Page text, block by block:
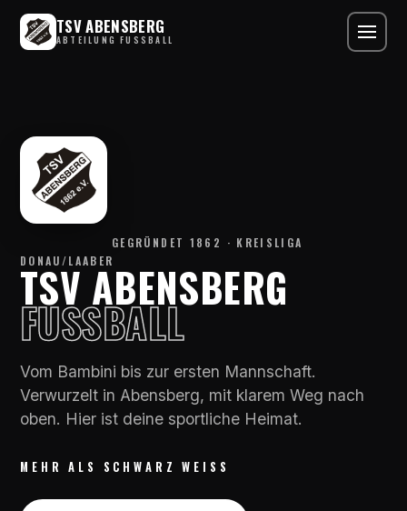
TSV ABENSBERG
ABTEILUNG FUSSBALL
GEGRÜNDET 1862 · KREISLIGA
DONAU/LAABER
TSV ABENSBERG
FUSSBALL
Vom Bambini bis zur ersten Mannschaft.
Verwurzelt in Abensberg, mit klarem Weg nach
oben. Hier ist deine sportliche Heimat.
MEHR ALS SCHWARZ WEISS